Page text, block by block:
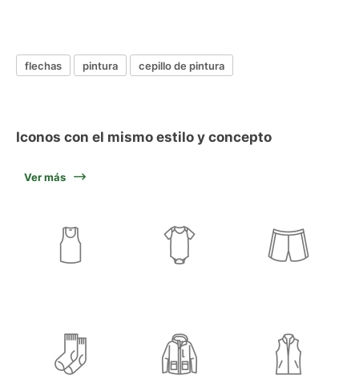
flechas pintura cepillo de pintura
Iconos con el mismo estilo y concepto
Ver más